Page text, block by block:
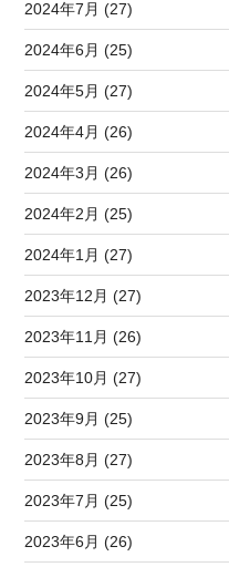
2024年7月 (27)
2024年6月 (25)
2024年5月 (27)
2024年4月 (26)
2024年3月 (26)
2024年2月 (25)
2024年1月 (27)
2023年12月 (27)
2023年11月 (26)
2023年10月 (27)
2023年9月 (25)
2023年8月 (27)
2023年7月 (25)
2023年6月 (26)